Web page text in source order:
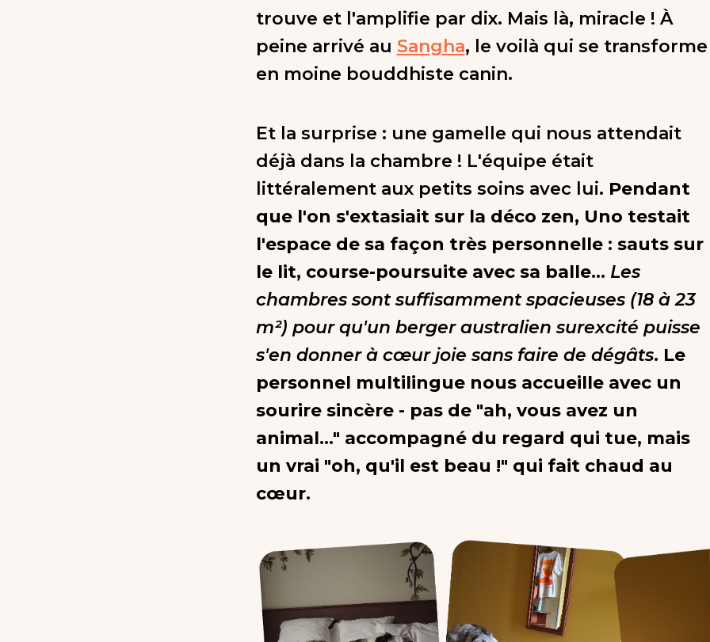
trouve et l'amplifie par dix. Mais là, miracle ! À
peine arrivé au Sangha, le voilà qui se transforme
en moine bouddhiste canin.
Et la surprise : une gamelle qui nous attendait
déjà dans la chambre ! L'équipe était
littéralement aux petits soins avec lui. Pendant
que l'on s'extasiait sur la déco zen, Uno testait
l'espace de sa façon très personnelle : sauts sur
le lit, course-poursuite avec sa balle... Les
chambres sont suffisamment spacieuses (18 à 23
m²) pour qu'un berger australien surexcité puisse
s'en donner à cœur joie sans faire de dégâts. Le
personnel multilingue nous accueille avec un
sourire sincère - pas de "ah, vous avez un
animal..." accompagné du regard qui tue, mais
un vrai "oh, qu'il est beau !" qui fait chaud au
cœur.